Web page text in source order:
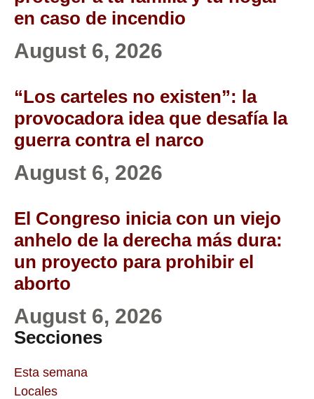
en caso de incendio
August 6, 2026
“Los carteles no existen”: la
provocadora idea que desafía la
guerra contra el narco
August 6, 2026
El Congreso inicia con un viejo
anhelo de la derecha más dura:
un proyecto para prohibir el
aborto
August 6, 2026
Secciones
Esta semana
Locales